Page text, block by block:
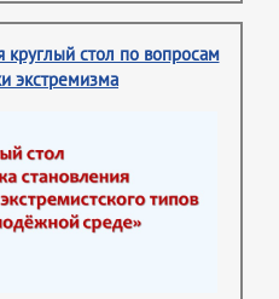
круглый стол по вопросам
экстремизма